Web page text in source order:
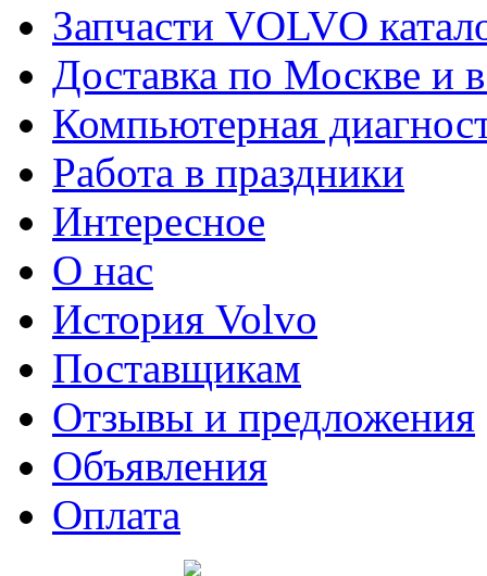
Запчасти VOLVO
Доставка по Москве и
Компьютерная
Работа в праздники
Интересное
О нас
История Volvo
Поставщикам
Отзывы и предложения
Объявления
Оплата